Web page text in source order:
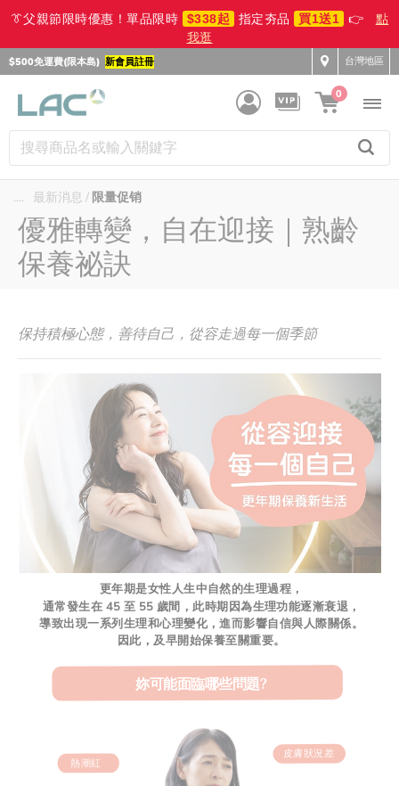
👔父親節限時優惠！單品限時 $338起 指定夯品 買1送1 👉
點
我逛
$500免運費(限本島) 新會員註冊 台灣地區
0
.... 最新消息 限量促销
優雅轉變，自在迎接｜熟齡
保養祕訣
保持積極心態，善待自己，從容走過每一個季節
更年期是女性人生中自然的生理過程，
通常發生在 45 至 55 歲間，此時期因為生理功能逐漸衰退，
導致出現一系列生理和心理變化，進而影響自信與人際關係。
因此，及早開始保養至關重要。
熱潮紅
皮膚狀況差
妳可能面臨哪些問題?